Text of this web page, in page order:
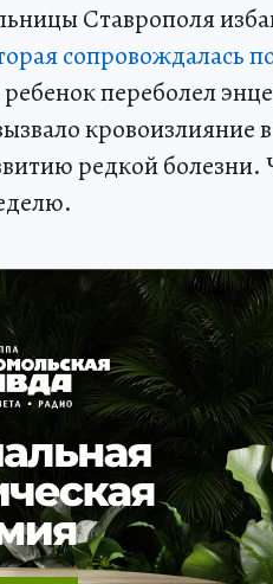
Ставрополя
сопровождалась
переболел
кровоизлияние
редкой болезни.